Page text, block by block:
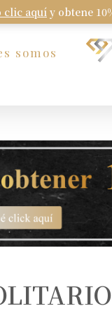
clic aquí y obtene
somos